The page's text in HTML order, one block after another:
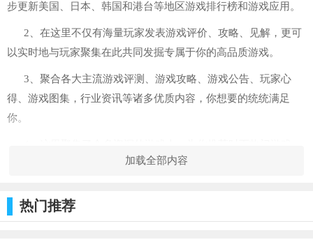
步更新美国、日本、韩国和港台等地区游戏排行榜和游戏应用。
2、在这里不仅有海量玩家发表游戏评价、攻略、见解，更可
以实时地与玩家聚集在此共同发掘专属于你的高品质游戏。
3、聚合各大主流游戏评测、游戏攻略、游戏公告、玩家心
得、游戏图集，行业资讯等诸多优质内容，你想要的统统满足
你。
提供游戏测评、攻略，让你随时都能体验游戏的多种玩法。
a、【安全、省心、便捷】
加载全部内容
热门推荐